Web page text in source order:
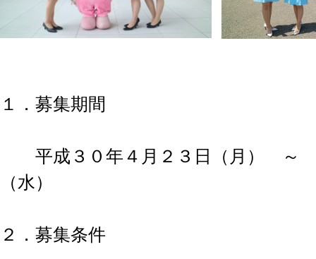
１．募集期間
平成３０年４月２３日（月） ～
（水）
２．募集条件